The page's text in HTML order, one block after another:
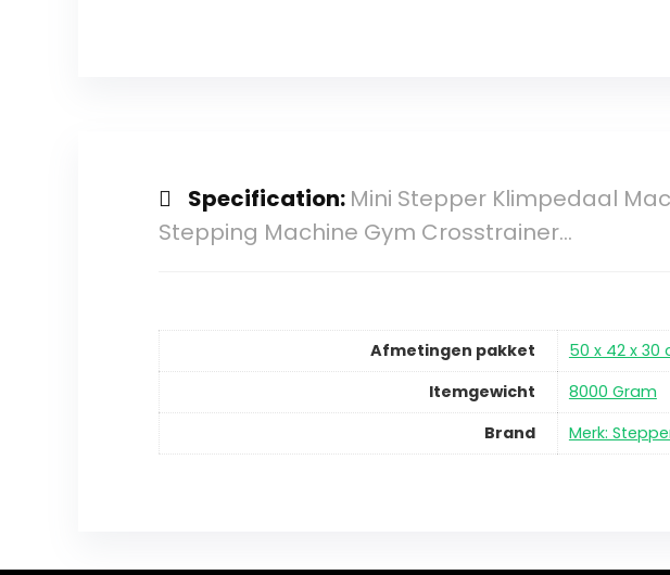
Specification: Mini Stepper Klimpedaal
Stepping Machine Gym Crosstrainer…
Afmetingen pakket
50 x 42 x 30
Itemgewicht
8000 Gram
Brand
Merk: